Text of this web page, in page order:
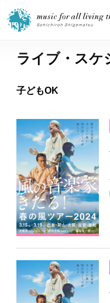
ホーム
ニュース
テーマ
ライブ・スケジ
作品
オンライン・シ
ギャラリー
日々のレポート
ライブ・スケ
子どもOK